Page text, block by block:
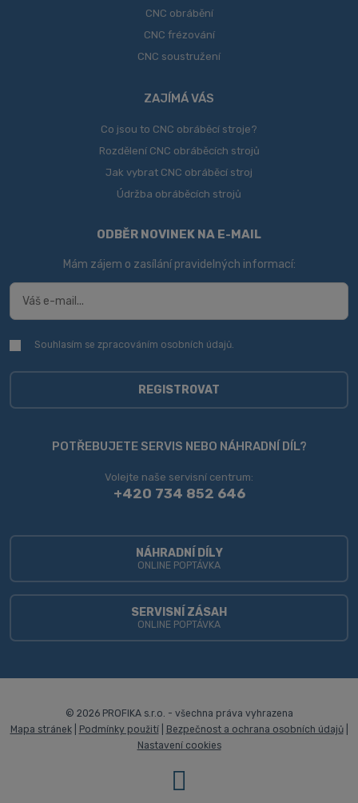
CNC obrábění
CNC frézování
CNC soustružení
ZAJÍMÁ VÁS
Co jsou to CNC obráběcí stroje?
Rozdělení CNC obráběcích strojů
Jak vybrat CNC obráběcí stroj
Údržba obráběcích strojů
ODBĚR NOVINEK NA E-MAIL
Mám zájem o zasílání pravidelných informací:
Souhlasím
zpracováním
Souhlasím se zpracováním osobních údajů.
REGISTROVAT
se
POTŘEBUJETE SERVIS NEBO NÁHRADNÍ DÍL?
Volejte naše servisní centrum:
+420 734 852 646
NÁHRADNÍ DÍLY
ONLINE POPTÁVKA
SERVISNÍ ZÁSAH
ONLINE POPTÁVKA
© 2026 PROFIKA s.r.o. - všechna práva vyhrazena
Mapa stránek
Podmínky použití Bezpečnost a ochrana osobních údajů
Nastavení cookies